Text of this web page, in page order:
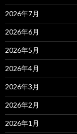
2026年7月
2026年6月
2026年5月
2026年4月
2026年3月
2026年2月
2026年1月